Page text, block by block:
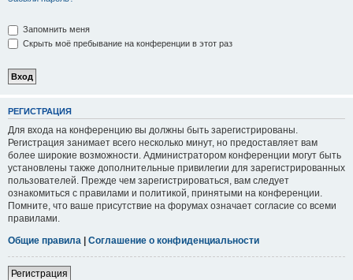
Запомнить меня
Скрыть моё пребывание на конференции в этот раз
РЕГИСТРАЦИЯ
Для входа на конференцию вы должны быть зарегистрированы.
Регистрация занимает всего несколько минут, но предоставляет вам
более широкие возможности. Администратором конференции могут быть
установлены также дополнительные привилегии для зарегистрированных
пользователей. Прежде чем зарегистрироваться, вам следует
ознакомиться с правилами и политикой, принятыми на конференции.
Помните, что ваше присутствие на форумах означает согласие со всеми
правилами.
Общие правила | Соглашение о конфиденциальности
Регистрация